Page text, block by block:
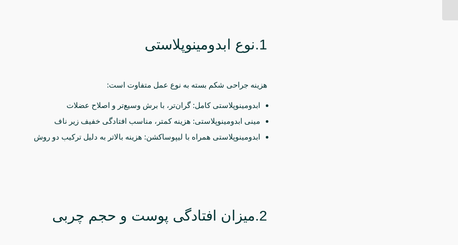
1.نوع ابدومینوپلاستی
هزینه جراحی شکم بسته به نوع عمل متفاوت است:
ابدومینوپلاستی کامل: گران‌تر، با برش وسیع‌تر و اصلاح عضلات
مینی ابدومینوپلاستی: هزینه کمتر، مناسب افتادگی خفیف زیر ناف
ابدومینوپلاستی همراه با لیپوساکشن: هزینه بالاتر به دلیل ترکیب دو روش
2.میزان افتادگی پوست و حجم چربی